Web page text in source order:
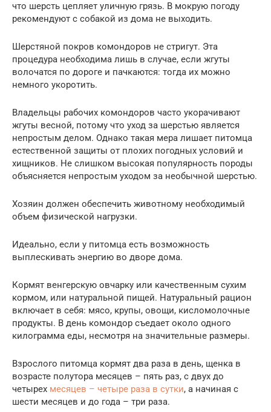
что шерсть цепляет уличную грязь. В мокрую погоду
рекомендуют с собакой из дома не выходить.
Шерстяной покров комондоров не стригут. Эта
процедура необходима лишь в случае, если жгуты
волочатся по дороге и пачкаются: тогда их можно
немного укоротить.
Владельцы рабочих комондоров часто укорачивают
жгуты весной, потому что уход за шерстью является
непростым делом. Однако такая мера лишает питомца
естественной защиты от плохих погодных условий и
хищников. Не слишком высокая популярность породы
объясняется непростым уходом за необычной шерстью.
Хозяин должен обеспечить животному необходимый
объем физической нагрузки.
Идеально, если у питомца есть возможность
выплескивать энергию во дворе дома.
Кормят венгерскую овчарку или качественным сухим
кормом, или натуральной пищей. Натуральный рацион
включает в себя: мясо, крупы, овощи, кисломолочные
продукты. В день комондор съедает около одного
килограмма еды, несмотря на значительные размеры.
Взрослого питомца кормят два раза в день, щенка в
возрасте полутора месяцев – пять раз, с двух до
четырех месяцев – четыре раза в сутки, а начиная с
шести месяцев и до года – три раза.